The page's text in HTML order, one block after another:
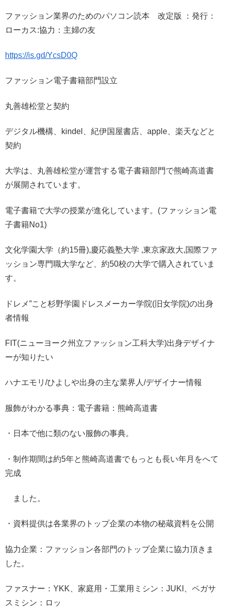
ファッション業界のためのパソコン読本 改定版 ：発行：
ローカス:協力：主婦の友
https://is.gd/YcsD0Q
ファッション電子書籍部門設立
丸善雄松堂と契約
デジタル機構、kindel、紀伊国屋書店、apple、楽天などと
契約
大学は、丸善雄松堂が運営する電子書籍部門で熊崎高道書
が展開されています。
電子書籍で大学の授業が進化しています。(ファッション電
子書籍No1)
文化学園大学（約15冊),慶応義塾大学 ,東京家政大,国際ファ
ッション専門職大学など、約50校の大学で購入されていま
す。
ドレメ”こと杉野学園ドレスメーカー学院(旧女学院)の出身
者情報
FIT(ニューヨーク州立ファッション工科大学)出身デザイナ
ーが知りたい
ハナエモリ/ひよしや出身の主な業界人/デザイナー情報
服飾がわかる事典：電子書籍：熊崎高道書
・日本で他に類のない服飾の事典。
・制作期間は約5年と熊崎高道書でもっとも長い年月をへて
完成
ました。
・資料提供は各業界のトップ企業の本物の秘蔵資料を公開
協力企業：ファッション各部門のトップ企業に協力頂きま
した。
ファスナー：YKK、家庭用・工業用ミシン：JUKI、ペガサ
スミシン：ロッ